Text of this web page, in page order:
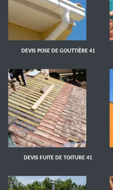
DEVIS POSE DE GOUTTIÈRE 41
DEVIS FUITE DE TOITURE 41